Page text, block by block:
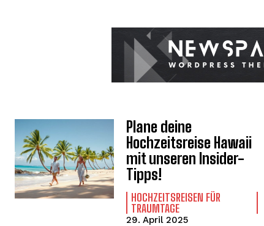
Plane deine
Hochzeitsreise Hawaii
mit unseren Insider-
Tipps!
HOCHZEITSREISEN FÜR
TRAUMTAGE
29. April 2025